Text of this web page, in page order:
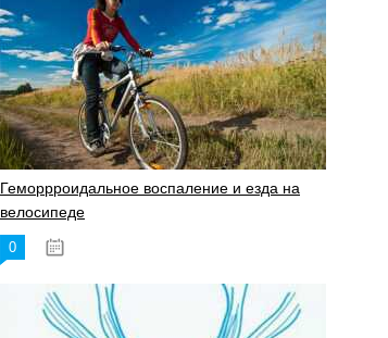
Геморрроидальное воспаление и езда на
велосипеде
0